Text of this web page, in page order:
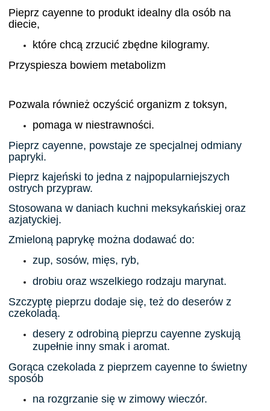
Pieprz cayenne to produkt idealny dla osób na
diecie,
które chcą zrzucić zbędne kilogramy.
Przyspiesza bowiem metabolizm
Pozwala również oczyścić organizm z toksyn,
pomaga w niestrawności.
Pieprz cayenne, powstaje ze specjalnej odmiany
papryki.
Pieprz kajeński to jedna z najpopularniejszych
ostrych przypraw.
Stosowana w daniach kuchni meksykańskiej oraz
azjatyckiej.
Zmieloną paprykę można dodawać do:
zup, sosów, mięs, ryb,
drobiu oraz wszelkiego rodzaju marynat.
Szczyptę pieprzu dodaje się, też do deserów z
czekoladą.
desery z odrobiną pieprzu cayenne zyskują
zupełnie inny smak i aromat.
Gorąca czekolada z pieprzem cayenne to świetny
sposób
na rozgrzanie się w zimowy wieczór.